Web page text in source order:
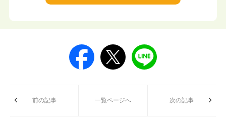
前の記事 一覧ページへ 次の記事